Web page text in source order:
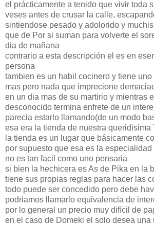
el prácticamente a tenido que vivir toda
veses antes de crusar la calle,
sintiendose pesado y adolorido y
que de Por si suman para volverte el
dia de mañana
contrario a esta descripción el es en
persona
tambien es un habil cocinero y tiene
mas pero nada que imprecione
en un dia mas de su martirio y mientras
desconocido termina enfrete de un
parecia estarlo llamando(de un modo
esa era la tienda de nuestra queridisima
la tienda es un lugar que básicamente
por supuesto que esa es la
no es tan facil como uno pensaria
si bien la hechicera es As de Pika en la
tiene sus propias reglas para hacer las
todo puede ser concedido pero debe
podriamos llamarlo equivalencia de
por lo general un precio muy difícil de
en el caso de Domeki el solo desea una